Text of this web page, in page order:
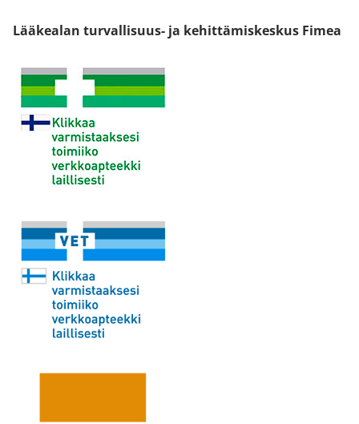
Lääkealan turvallisuus- ja kehittämiskeskus Fimea